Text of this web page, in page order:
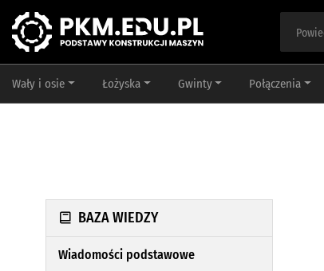
Wały i osie Łożyska Gwinty Połączenia
BAZA WIEDZY
Wiadomości podstawowe